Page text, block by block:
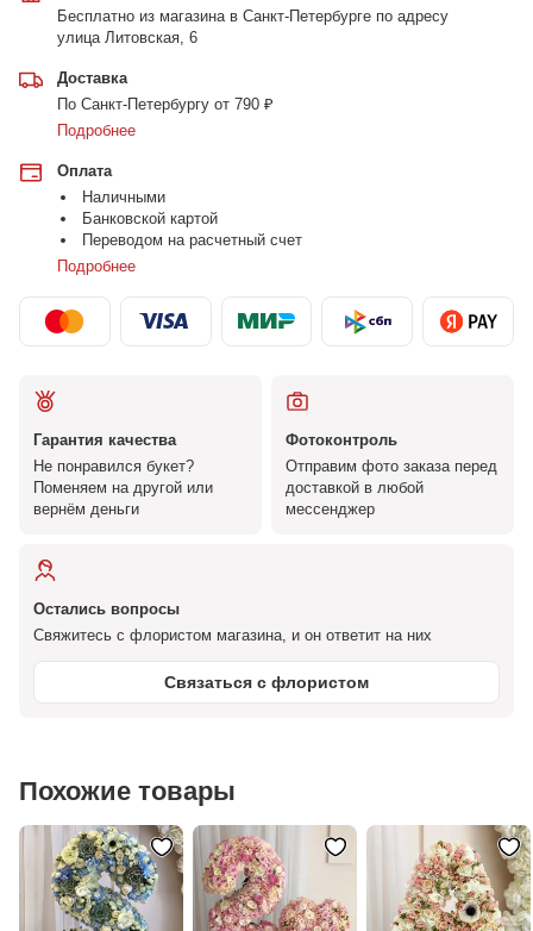
Бесплатно из магазина в Санкт-Петербурге по адресу
улица Литовская, 6
Доставка
По Санкт-Петербургу от 790 ₽
Подробнее
Оплата
Наличными
Банковской картой
Переводом на расчетный счет
Подробнее
Гарантия качества
Не понравился букет?
Поменяем на другой или
вернём деньги
Фотоконтроль
Отправим фото заказа перед
доставкой в любой
мессенджер
Остались вопросы
Свяжитесь с флористом магазина, и он ответит на них
Связаться с флористом
Похожие товары